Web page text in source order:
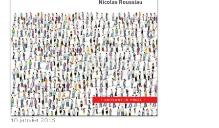
10 janvier 2018